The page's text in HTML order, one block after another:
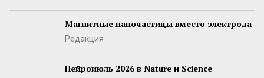
Магнитные наночастицы вместо электрода
Редакция
Нейроиюль 2026 в Nature и Science